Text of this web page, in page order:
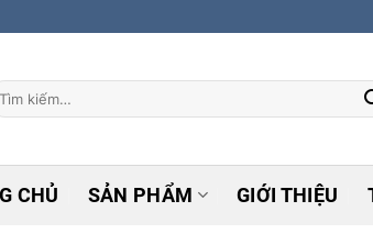
CHỦ SẢN PHẨM GIỚI THIỆU